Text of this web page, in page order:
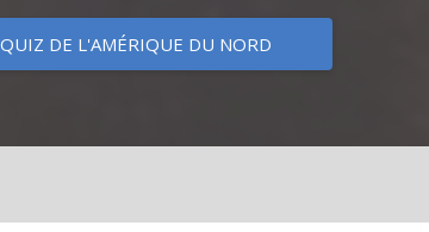
QUIZ DE L'AMÉRIQUE DU NORD